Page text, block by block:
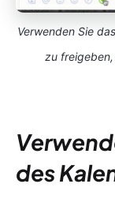
Verwenden Sie
zu
des